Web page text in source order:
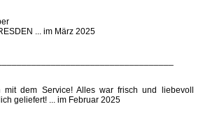
... im März 2025
dem Service! Alles war frisch und liebevoll
geliefert! ... im Februar 2025